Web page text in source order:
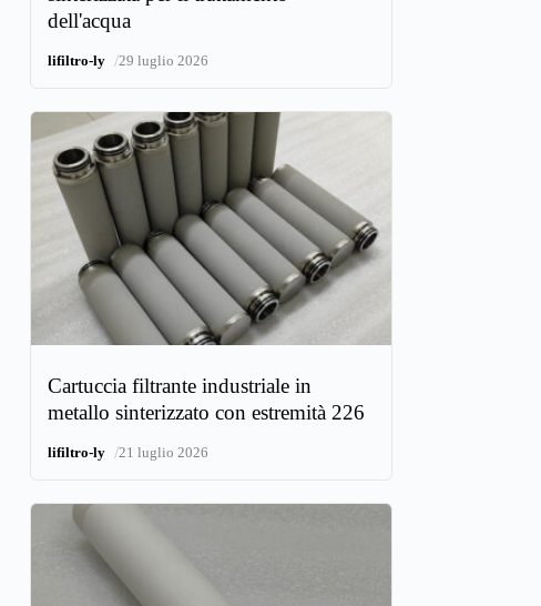
dell'acqua
lifiltro-ly /29 luglio 2026
Cartuccia filtrante industriale in
metallo sinterizzato con estremità 226
lifiltro-ly /21 luglio 2026